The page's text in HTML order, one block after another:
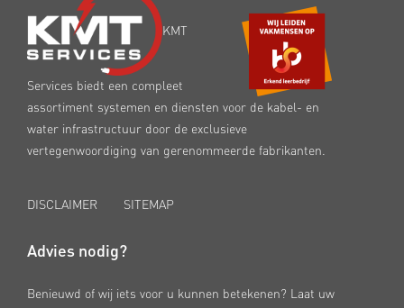
KMT
Services biedt een compleet
assortiment systemen en diensten voor de kabel- en
water infrastructuur door de exclusieve
vertegenwoordiging van gerenommeerde fabrikanten.
DISCLAIMER SITEMAP
Advies nodig?
Benieuwd of wij iets voor u kunnen betekenen? Laat uw